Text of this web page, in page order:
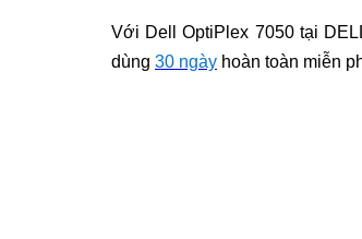
Với Dell OptiPlex 7050 tại
dùng 30 ngày hoàn toàn miễn